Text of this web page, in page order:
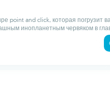
point and click, которая погрузит
инопланетным червяком в